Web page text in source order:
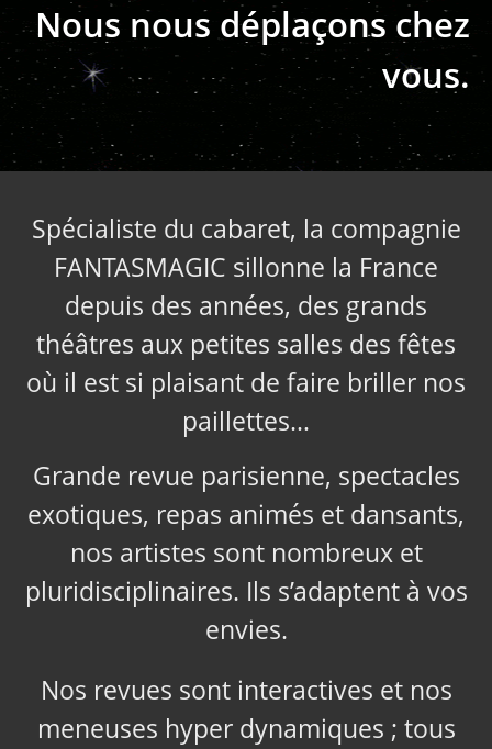
Nous nous déplaçons chez
vous.
Spécialiste du cabaret, la compagnie
FANTASMAGIC sillonne la France
depuis des années, des grands
théâtres aux petites salles des fêtes
où il est si plaisant de faire briller nos
paillettes…
Grande revue parisienne, spectacles
exotiques, repas animés et dansants,
nos artistes sont nombreux et
pluridisciplinaires. Ils s’adaptent à vos
envies.
Nos revues sont interactives et nos
meneuses hyper dynamiques ; tous